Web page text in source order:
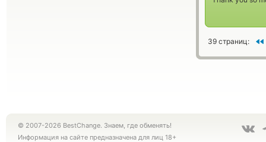
39 страниц:
© 2007-2026 BestChange. Знаем, где обменять!
Информация на сайте предназначена для лиц 18+